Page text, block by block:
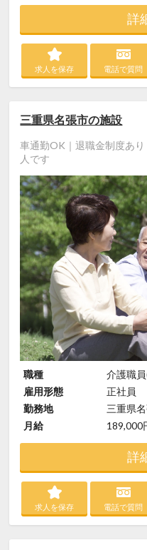
詳
求人を保存 電話で質問
三重県名張市の施設
車通勤OK｜退職金制度あ
人です
職種
介護職
雇用形態
正社員
勤務地
三重県
月給
189,000
詳
求人を保存 電話で質問